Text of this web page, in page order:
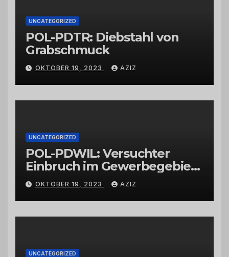
UNCATEGORIZED
POL-PDTR: Diebstahl von
Grabschmuck
OKTOBER 19, 2023 AZIZ
UNCATEGORIZED
POL-PDWIL: Versuchter
Einbruch im Gewerbegebiet
Wittlich
OKTOBER 19, 2023 AZIZ
UNCATEGORIZED